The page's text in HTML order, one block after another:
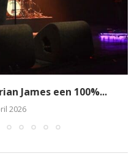
James een 100%...
2026